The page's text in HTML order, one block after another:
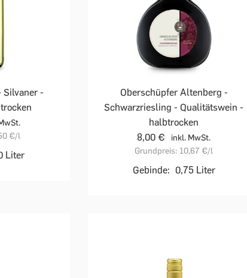
Silvaner -
€/l
Liter
Oberschüpfer Altenberg -
Schwarzriesling - Qualitätswein -
halbtrocken
8,00 €
inkl. MwSt.
Grundpreis: 10,67 €/l
Gebinde: 0,75 Liter